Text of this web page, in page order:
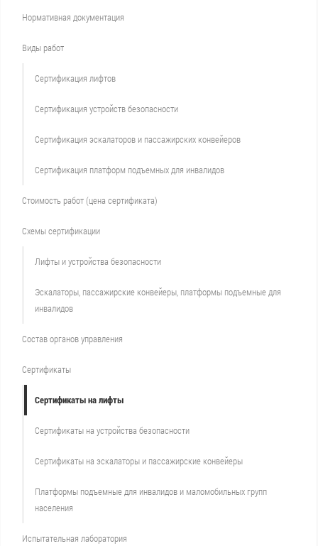
Нормативная документация
Виды работ
Сертификация лифтов
Сертификация устройств безопасности
Сертификация эскалаторов и пассажирских конвейеров
Сертификация платформ подъемных для инвалидов
Стоимость работ (цена сертификата)
Схемы сертификации
Лифты и устройства безопасности
Эскалаторы, пассажирские конвейеры, платформы подъемные для
инвалидов
Состав органов управления
Сертификаты
Сертификаты на лифты
Сертификаты на устройства безопасности
Сертификаты на эскалаторы и пассажирские конвейеры
Платформы подъемные для инвалидов и маломобильных групп
населения
Испытательная лаборатория